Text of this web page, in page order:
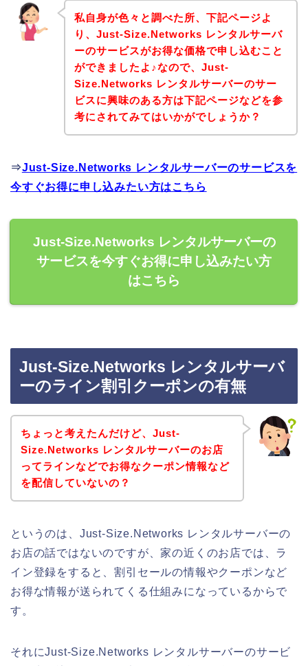
私自身が色々と調べた所、下記ページよ
り、Just-Size.Networks レンタルサーバ
ーのサービスがお得な価格で申し込むこと
ができましたよ♪なので、Just-
Size.Networks レンタルサーバーのサー
ビスに興味のある方は下記ページなどを参
考にされてみてはいかがでしょうか？
⇒Just-Size.Networks レンタルサーバーのサービスを
今すぐお得に申し込みたい方はこちら
Just-Size.Networks レンタルサーバーの
サービスを今すぐお得に申し込みたい方
はこちら
Just-Size.Networks レンタルサーバ
ーのライン割引クーポンの有無
ちょっと考えたんだけど、Just-
Size.Networks レンタルサーバーのお店
ってラインなどでお得なクーポン情報など
を配信していないの？
というのは、Just-Size.Networks レンタルサーバーの
お店の話ではないのですが、家の近くのお店では、ラ
イン登録をすると、割引セールの情報やクーポンなど
お得な情報が送られてくる仕組みになっているからで
す。
それにJust-Size.Networks レンタルサーバーのサービ